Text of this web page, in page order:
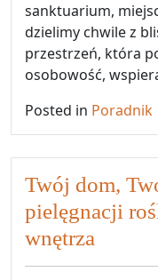
sanktuarium,
dzielimy chwile z
przestrzeń, która
osobowość,
Posted in Poradnik
Twój dom,
pielęgnacji
wnętrza